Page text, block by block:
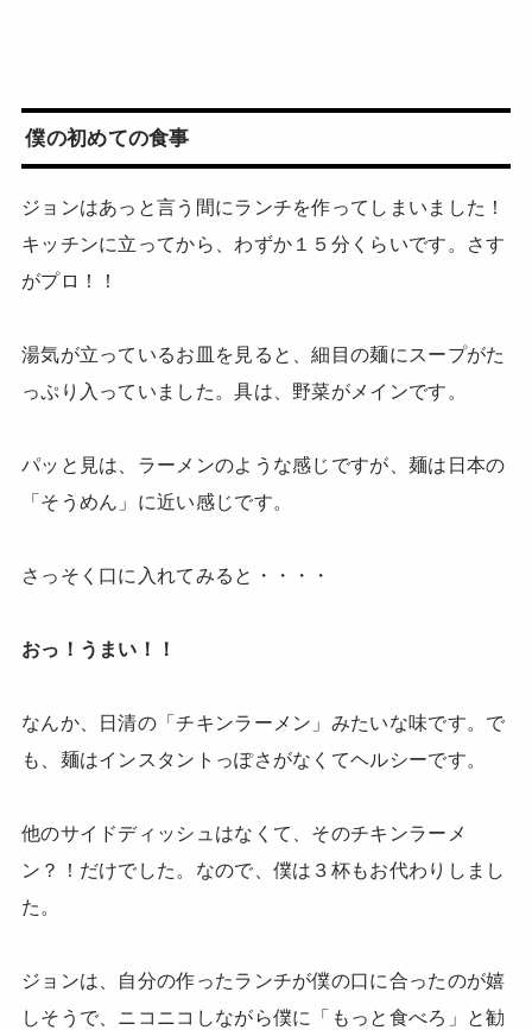
僕の初めての食事
ジョンはあっと言う間にランチを作ってしまいました！
キッチンに立ってから、わずか１５分くらいです。さす
がプロ！！
湯気が立っているお皿を見ると、細目の麺にスープがた
っぷり入っていました。具は、野菜がメインです。
パッと見は、ラーメンのような感じですが、麺は日本の
「そうめん」に近い感じです。
さっそく口に入れてみると・・・・
おっ！うまい！！
なんか、日清の「チキンラーメン」みたいな味です。で
も、麺はインスタントっぽさがなくてヘルシーです。
他のサイドディッシュはなくて、そのチキンラーメ
ン？！だけでした。なので、僕は３杯もお代わりしまし
た。
ジョンは、自分の作ったランチが僕の口に合ったのが嬉
しそうで、ニコニコしながら僕に「もっと食べろ」と勧